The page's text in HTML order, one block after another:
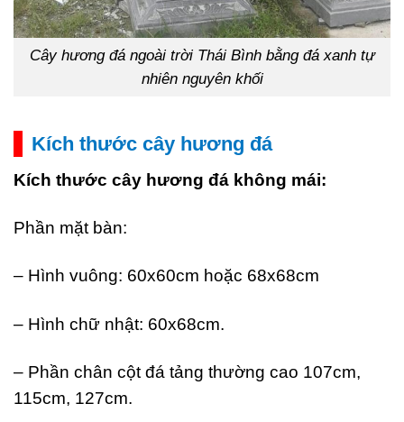
Cây hương đá ngoài trời Thái Bình bằng đá xanh tự
nhiên nguyên khối
Kích thước cây hương đá
Kích thước cây hương đá không mái:
Phần mặt bàn:
– Hình vuông: 60x60cm hoặc 68x68cm
– Hình chữ nhật: 60x68cm.
– Phần chân cột đá tảng thường cao 107cm,
115cm, 127cm.